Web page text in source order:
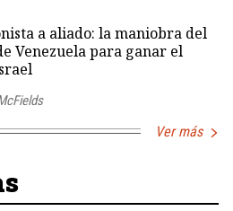
a aliado: la maniobra del
Venezuela para ganar el
Ver más